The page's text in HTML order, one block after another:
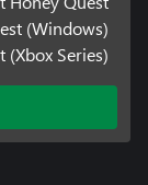
(Windows)
(Xbox Series)